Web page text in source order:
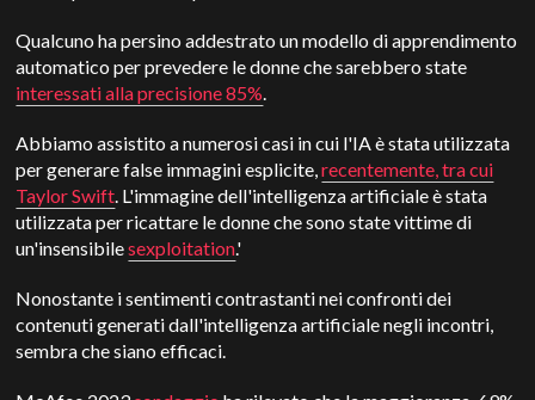
Qualcuno ha persino addestrato un modello di apprendimento
automatico per prevedere le donne che sarebbero state
interessati alla precisione 85%.
Abbiamo assistito a numerosi casi in cui l'IA è stata utilizzata
per generare false immagini esplicite,recentemente, tra cui
Taylor Swift. L'immagine dell'intelligenza artificiale è stata
utilizzata per ricattare le donne che sono state vittime di
un'insensibilesexploitation.'
Nonostante i sentimenti contrastanti nei confronti dei
contenuti generati dall'intelligenza artificiale negli incontri,
sembra che siano efficaci.